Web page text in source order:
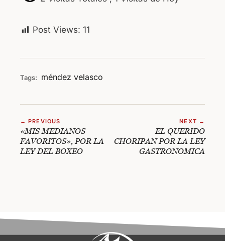
Post Views: 11
Tags: méndez velasco
← PREVIOUS
«MIS MEDIANOS
FAVORITOS», POR LA
LEY DEL BOXEO
NEXT →
EL QUERIDO
CHORIPAN POR LA LEY
GASTRONOMICA